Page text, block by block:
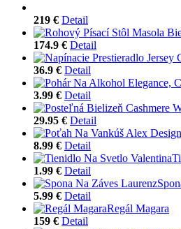
219 € Detail
174.9 € Detail
36.9 € Detail
3.99 € Detail
29.95 € Detail
8.99 € Detail
1.99 € Detail
5.99 € Detail
Regál Magara
159 € Detail